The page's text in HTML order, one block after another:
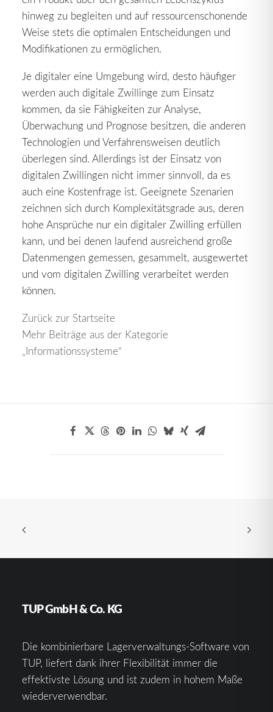
hinweg zu begleiten und auf ressourcenschonende
Weise stets die optimalen Entscheidungen und
Modifikationen zu ermöglichen.
Je digitaler eine Umgebung wird, desto häufiger
werden auch digitale Zwillinge zum Einsatz
kommen, da sie Fähigkeiten zur Analyse,
Überwachung und Prognose besitzen, die anderen
Technologien und Verfahrensweisen deutlich
überlegen sind. Allerdings ist der Einsatz von
digitalen Zwillingen nicht immer sinnvoll, da es
auch eine Kostenfrage ist. Geeignete Szenarien
zeichnen sich durch Komplexitätsgrade aus, deren
hohe Ansprüche nur ein digitaler Zwilling erfüllen
kann, und bei denen laufend ausreichend große
Datenmengen gemessen, gesammelt, ausgewertet
und vom digitalen Zwilling verarbeitet werden
können.
Zurück zur Startseite
Mehr Beiträge aus der Kategorie
„Informationssysteme“
TUP GmbH & Co. KG
Die kombinierbare Lagerverwaltungs-Software von
TUP, liefert dank ihrer Flexibilität immer die
effektivste Lösung und ist zudem in hohem Maße
wiederverwendbar.